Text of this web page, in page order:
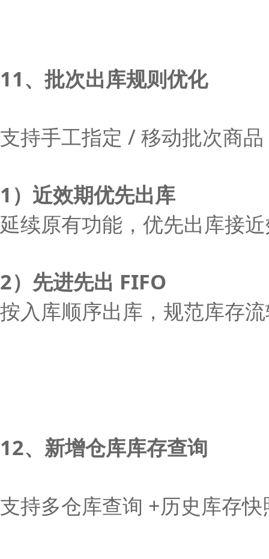
11、批次出库规则优化
支持手工指定 / 移动批次商
1）近效期优先出库
延续原有功能，优先出库接
2）先进先出 FIFO
按入库顺序出库，规范库存
12、新增仓库库存查询
支持多仓库查询 +历史库存